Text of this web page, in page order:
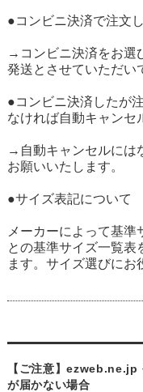
●コンビニ決済で注文
→コンビニ決済をお選
発送とさせていただい
●コンビニ決済したが
なければ自動キャンセ
→自動キャンセルには
お願いいたします。
●サイズ表記について
メーカーによって基
との基準サイズ一覧表
ます。サイズ選びにお
【ご注意】
が届かない場合